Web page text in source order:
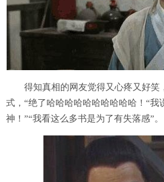
得知真相的网友觉得又心疼又好笑
式，“绝了哈哈哈哈哈哈哈哈哈哈！“我
神！”“我看这么多书是为了有失落感”。